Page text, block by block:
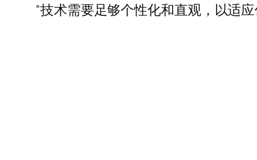
“技术需要足够个性化和直观，以适